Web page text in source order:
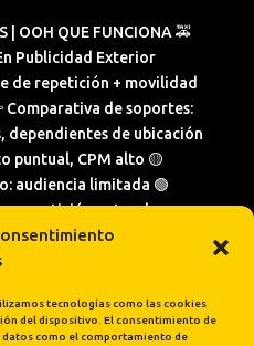
tecnologías como las cookies
del dispositivo. El consentimiento de
como el comportamiento de